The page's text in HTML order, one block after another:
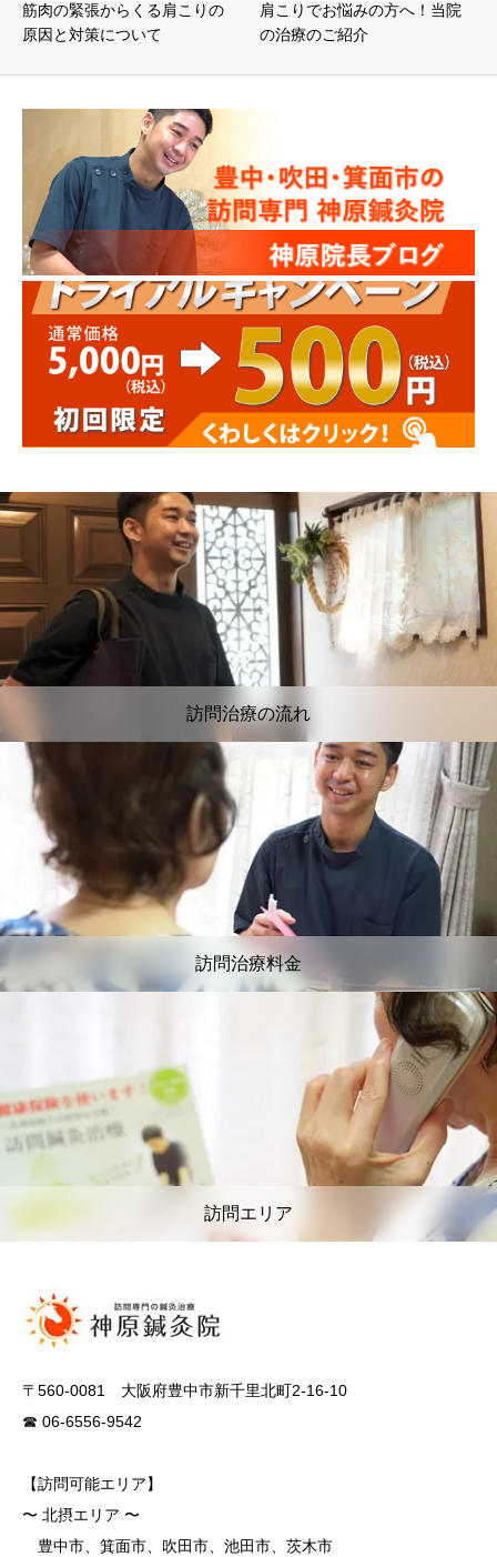
筋肉の緊張からくる肩こりの
原因と対策について
肩こりでお悩みの方へ！当院
の治療のご紹介
訪問治療の流れ
訪問治療料金
訪問エリア
〒560-0081 大阪府豊中市新千里北町2-16-10
☎ 06-6556-9542
【訪問可能エリア】
〜 北摂エリア 〜
豊中市、箕面市、吹田市、池田市、茨木市